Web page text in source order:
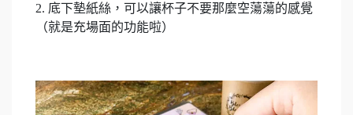
2. 底下墊紙絲，可以讓杯子不要那麼空蕩蕩的感覺
（就是充場面的功能啦）